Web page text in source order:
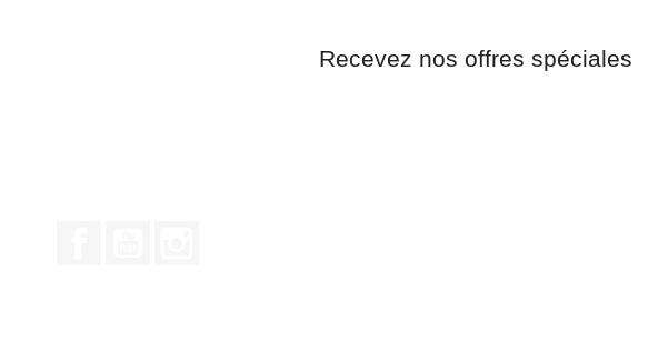
Recevez nos offres spéciales